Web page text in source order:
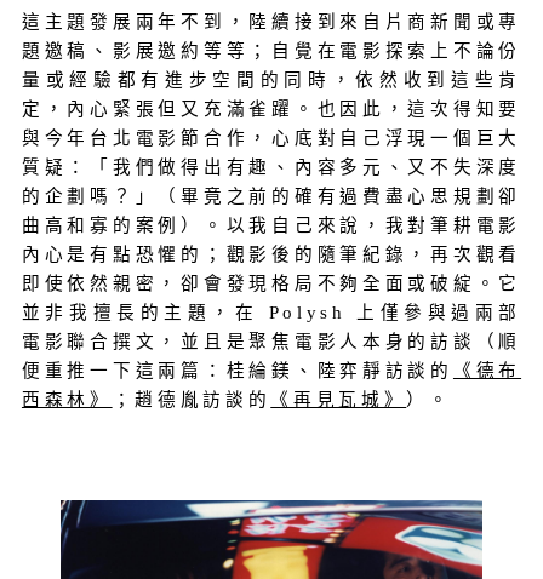
這主題發展兩年不到，陸續接到來自片商新聞或專
題邀稿、影展邀約等等；自覺在電影探索上不論份
量或經驗都有進步空間的同時，依然收到這些肯
定，內心緊張但又充滿雀躍。也因此，這次得知要
與今年台北電影節合作，心底對自己浮現一個巨大
質疑：「我們做得出有趣、內容多元、又不失深度
的企劃嗎？」（畢竟之前的確有過費盡心思規劃卻
曲高和寡的案例）。以我自己來說，我對筆耕電影
內心是有點恐懼的；觀影後的隨筆紀錄，再次觀看
即使依然親密，卻會發現格局不夠全面或破綻。它
並非我擅長的主題，在 Polysh 上僅參與過兩部
電影聯合撰文，並且是聚焦電影人本身的訪談（順
便重推一下這兩篇：桂綸鎂、陸弈靜訪談的
《德布
西森林》
；趙德胤訪談的 《再見瓦城》 ）。